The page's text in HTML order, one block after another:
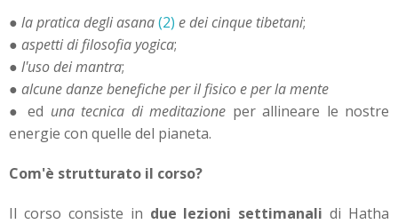
● la pratica degliasana(2) e dei cinque tibetani;
● aspetti di filosofia yogica;
● l'uso dei mantra;
● alcune danze benefiche per il fisico e per la mente
● ed una tecnica di meditazione per allineare le nostre
energie con quelle del pianeta.
Com'è strutturato il corso?
Il corso consiste in due lezioni settimanali di Hatha